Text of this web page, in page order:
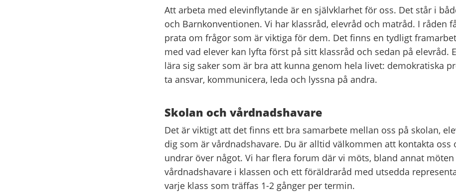
Att arbeta med elevinflytande är en självklarhet för oss. Det står i
och Barnkonventionen. Vi har klassråd, elevråd och matråd. I råden
prata om frågor som är viktiga för dem. Det finns en tydligt
med vad elever kan lyfta först på sitt klassråd och sedan på elevråd.
lära sig saker som är bra att kunna genom hela livet: demokratiska
ta ansvar, kommunicera, leda och lyssna på andra.
Skolan och vårdnadshavare
Det är viktigt att det finns ett bra samarbete mellan oss på skolan,
dig som är vårdnadshavare. Du är alltid välkommen att kontakta oss
undrar över något. Vi har flera forum där vi möts, bland annat
vårdnadshavare i klassen och ett föräldraråd med utsedda
varje klass som träffas 1-2 gånger per termin.